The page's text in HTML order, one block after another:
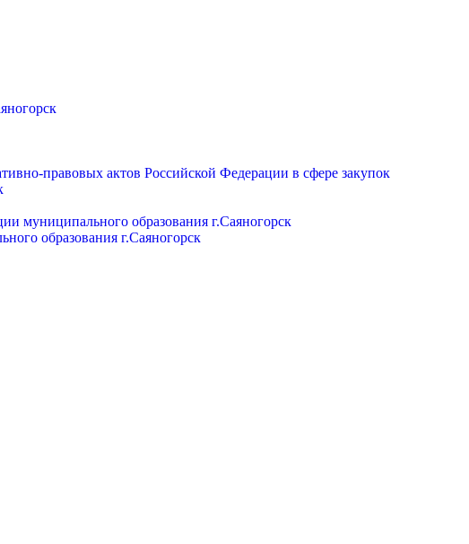
правовых актов Российской Федерации в сфере закупок
муниципального образования г.Саяногорск
образования г.Саяногорск